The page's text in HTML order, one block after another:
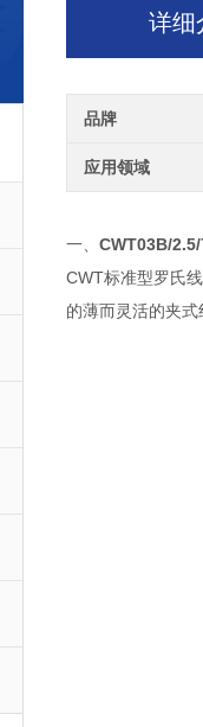
详细
品牌
应用领域
一、CWT03B/
CWT标准型罗氏
的薄而灵活的夹